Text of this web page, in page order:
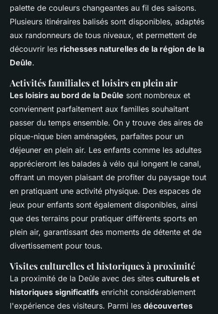
palette de couleurs changeantes au fil des saisons.
Plusieurs itinéraires balisés sont disponibles, adaptés
aux randonneurs de tous niveaux, et permettent de
découvrir les richesses naturelles de la région de la
Deûle.
Activités familiales et loisirs en plein air
Les loisirs au bord de la Deûle sont nombreux et
conviennent parfaitement aux familles souhaitant
passer du temps ensemble. On y trouve des aires de
pique-nique bien aménagées, parfaites pour un
déjeuner en plein air. Les enfants comme les adultes
apprécieront les balades à vélo qui longent le canal,
offrant un moyen plaisant de profiter du paysage tout
en pratiquant une activité physique. Des espaces de
jeux pour enfants sont également disponibles, ainsi
que des terrains pour pratiquer différents sports en
plein air, garantissant des moments de détente et de
divertissement pour tous.
Visites culturelles et historiques à proximité
La proximité de la Deûle avec des sites culturels et
historiques significatifs enrichit considérablement
l'expérience des visiteurs. Parmi les découvertes